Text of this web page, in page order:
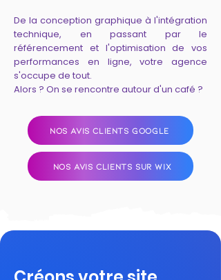
De la conception graphique à l'intégration
technique, en passant par le
référencement et l'optimisation de vos
performances en ligne, votre agence
s'occupe de tout.
Alors ? On se rencontre autour d'un café ?
NOS AVIS CLIENTS GOOGLE
NOS AVIS CLIENTS SUR WIX